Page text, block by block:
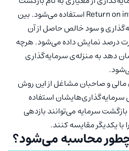
سرمایه یا Return on investment (ROI) استفاده می‌شود. بین
و سود خالص حاصل از آن
درصد نمایش داده می‌شود. هرچه
دهد به منزله‌ی سرمایه‌گذاری
مالی و صاحبان مشاغل از این روش
استفاده
سرمایه می‌توانند بازدهی
یکدیگر مقایسه کنند.
محاسبه می‌شود؟